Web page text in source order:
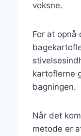
voksne.
For at
kartoflerne
bagningen.
Når det
metode er